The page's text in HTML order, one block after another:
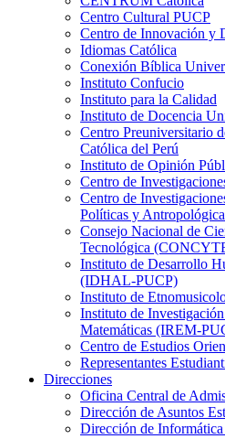
Centro Cultural PUCP
Centro de Innovación y
Idiomas Católica
Conexión Bíblica
Instituto Confucio
Instituto para la Calidad
Instituto de Docencia
Centro Preuniversitario
Católica del Perú
Instituto de Opinión
Centro de
Centro de
Políticas y
Consejo Nacional de
Tecnológica
Instituto de Desarrollo
(IDHAL-PUCP)
Instituto de
Instituto de
Matemáticas (IREM-
Centro de Estudios
Representantes
Direcciones
Oficina Central de
Dirección de Asuntos
Dirección de